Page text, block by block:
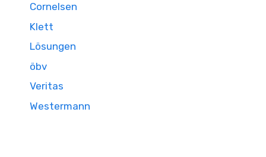
Cornelsen
Klett
Lösungen
öbv
Veritas
Westermann